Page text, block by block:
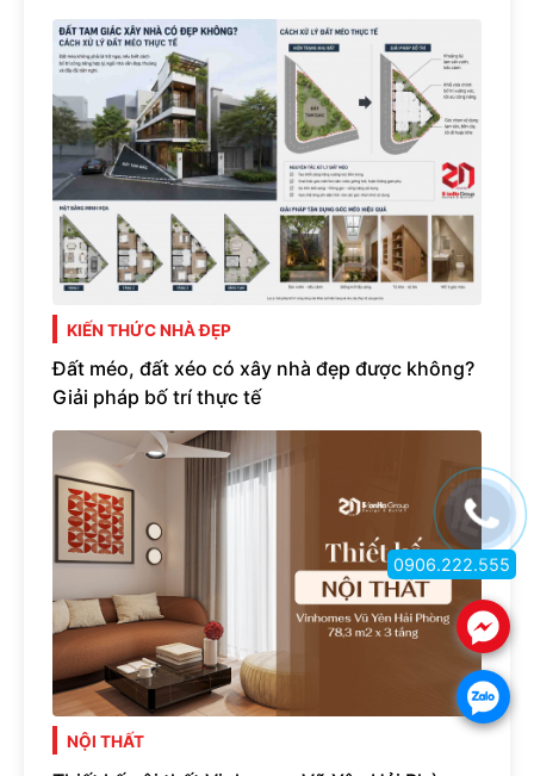
KIẾN THỨC NHÀ ĐẸP
Đất méo, đất xéo có xây nhà đẹp được không?
Giải pháp bố trí thực tế
NỘI THẤT
.
.
0906.222.555